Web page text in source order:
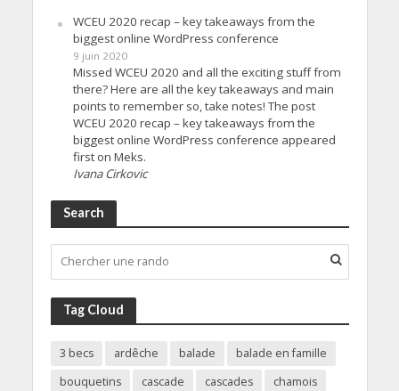
WCEU 2020 recap – key takeaways from the
biggest online WordPress conference
9 juin 2020
Missed WCEU 2020 and all the exciting stuff from
there? Here are all the key takeaways and main
points to remember so, take notes! The post
WCEU 2020 recap – key takeaways from the
biggest online WordPress conference appeared
first on Meks.
Ivana Cirkovic
Search
Tag Cloud
3 becs ardêche balade
balade en famille
bouquetins
cascade cascades
chamois